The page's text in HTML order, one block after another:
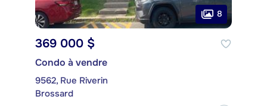
8
369 000 $
Condo à vendre
9562, Rue Riverin
Brossard